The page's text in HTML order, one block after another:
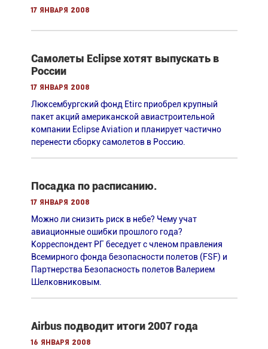
17 января 2008
Самолеты Eclipse хотят выпускать в
России
17 января 2008
Люксембургский фонд Etirc приобрел крупный
пакет акций американской авиастроительной
компании Eclipse Aviation и планирует частично
перенести сборку самолетов в Россию.
Посадка по расписанию.
17 января 2008
Можно ли снизить риск в небе? Чему учат
авиационные ошибки прошлого года?
Корреспондент РГ беседует с членом правления
Всемирного фонда безопасности полетов (FSF) и
Партнерства Безопасность полетов Валерием
Шелковниковым.
Airbus подводит итоги 2007 года
16 января 2008